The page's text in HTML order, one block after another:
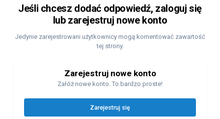
Jeśli chcesz dodać odpowiedź, zaloguj się
lub zarejestruj nowe konto
Jedynie zarejestrowani użytkownicy mogą komentować zawartość
tej strony.
Zarejestruj nowe konto
Załóż nowe konto. To bardzo proste!
Zarejestruj się